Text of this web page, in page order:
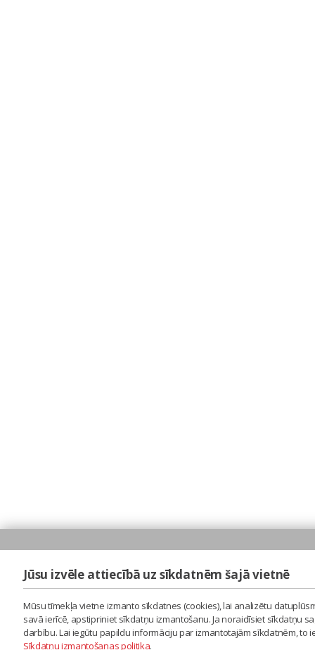
Jūsu izvēle attiecībā uz sīkdatnēm šajā vietnē
Mūsu tīmekļa vietne izmanto sīkdatnes (cookies), lai analizētu
savā ierīcē, apstipriniet sīkdatņu izmantošanu. Ja noraidīsiet sīkdatņu
darbību. Lai iegūtu papildu informāciju par izmantotajām sīkdatnēm,
Sīkdatņu izmantošanas politika.